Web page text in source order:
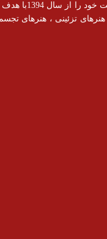
آموزشگاه
تزئینی ، هنرهای